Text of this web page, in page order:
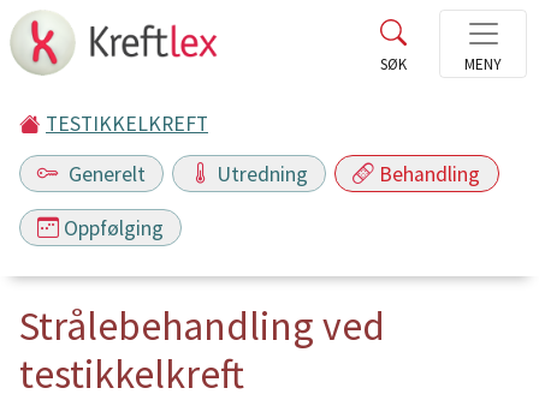
TESTIKKELKREFT
Generelt
Utredning Behandling
Oppfølging
Strålebehandling ved
testikkelkreft